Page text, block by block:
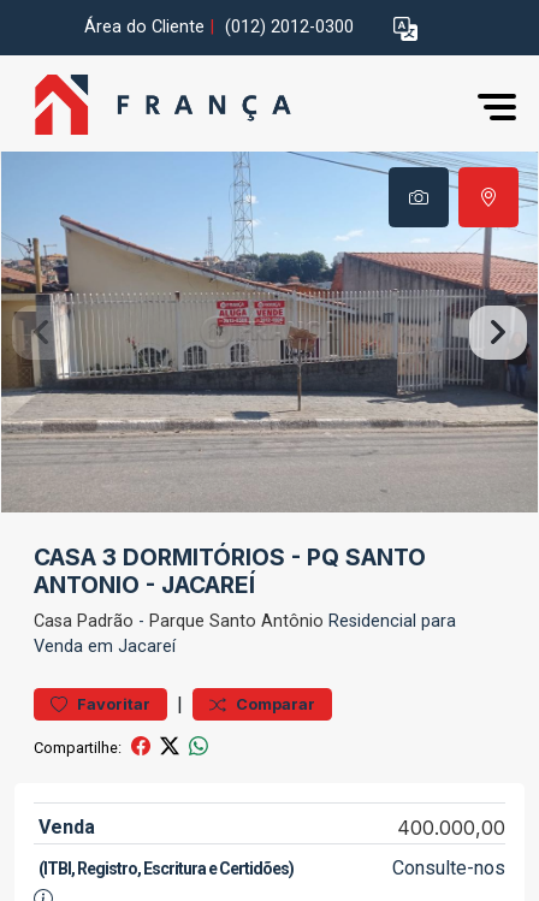
Área do Cliente (012) 2012-0300
CASA 3 DORMITÓRIOS - PQ SANTO
ANTONIO - JACAREÍ
Casa Padrão - Parque Santo Antônio Residencial para
Venda em Jacareí
Favoritar | Comparar
Compartilhe:
Venda 400.000,00
(ITBI, Registro, Escritura e Certidões) Consulte-nos